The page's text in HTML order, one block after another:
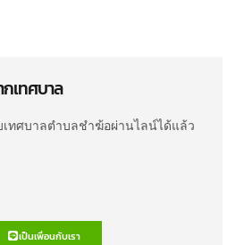
เทศบาล
ทศบาลตำบลชำฆ้อผ่านไลน์ได้แล้ว
เป็นเพื่อนกับเรา